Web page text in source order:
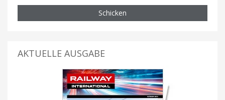
Schicken
AKTUELLE AUSGABE